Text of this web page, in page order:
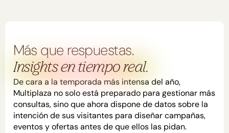
Más que respuestas.
Insights en tiempo real.
De cara a la temporada más intensa del año,
Multiplaza no solo está preparado para gestionar más
consultas, sino que ahora dispone de datos sobre la
intención de sus visitantes para diseñar campañas,
eventos y ofertas antes de que ellos las pidan.